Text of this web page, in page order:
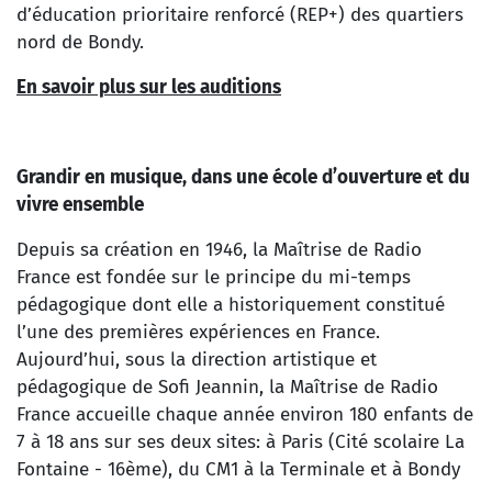
d’éducation prioritaire renforcé (REP+) des quartiers
nord de Bondy.
En savoir plus sur les auditions
Grandir en musique, dans une école d’ouverture et du
vivre ensemble
Depuis sa création en 1946, la Maîtrise de Radio
France est fondée sur le principe du mi-temps
pédagogique dont elle a historiquement constitué
l’une des premières expériences en France.
Aujourd’hui, sous la direction artistique et
pédagogique de Sofi Jeannin, la Maîtrise de Radio
France accueille chaque année environ 180 enfants de
7 à 18 ans sur ses deux sites: à Paris (Cité scolaire La
Fontaine - 16ème), du CM1 à la Terminale et à Bondy